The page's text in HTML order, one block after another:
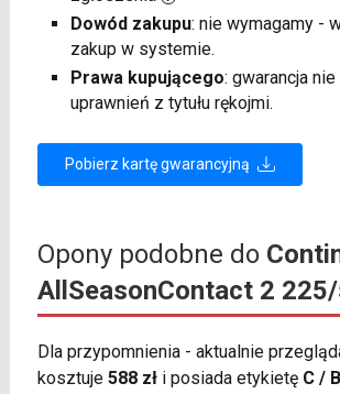
Dowód zakupu: nie wymagamy -
zakup w systemie.
Prawa kupującego: gwarancja
uprawnień z tytułu rękojmi.
Pobierz kartę gwarancyjną
Opony podobne do
AllSeasonContact 2
Dla przypomnienia - aktualnie
kosztuje 588 złi posiada etykietę C /